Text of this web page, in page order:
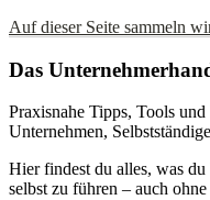
Auf dieser Seite sammeln
Das
Praxisnahe Tipps, Tools
Unternehmen,
Hier findest du alles, was
selbst zu führen – auch